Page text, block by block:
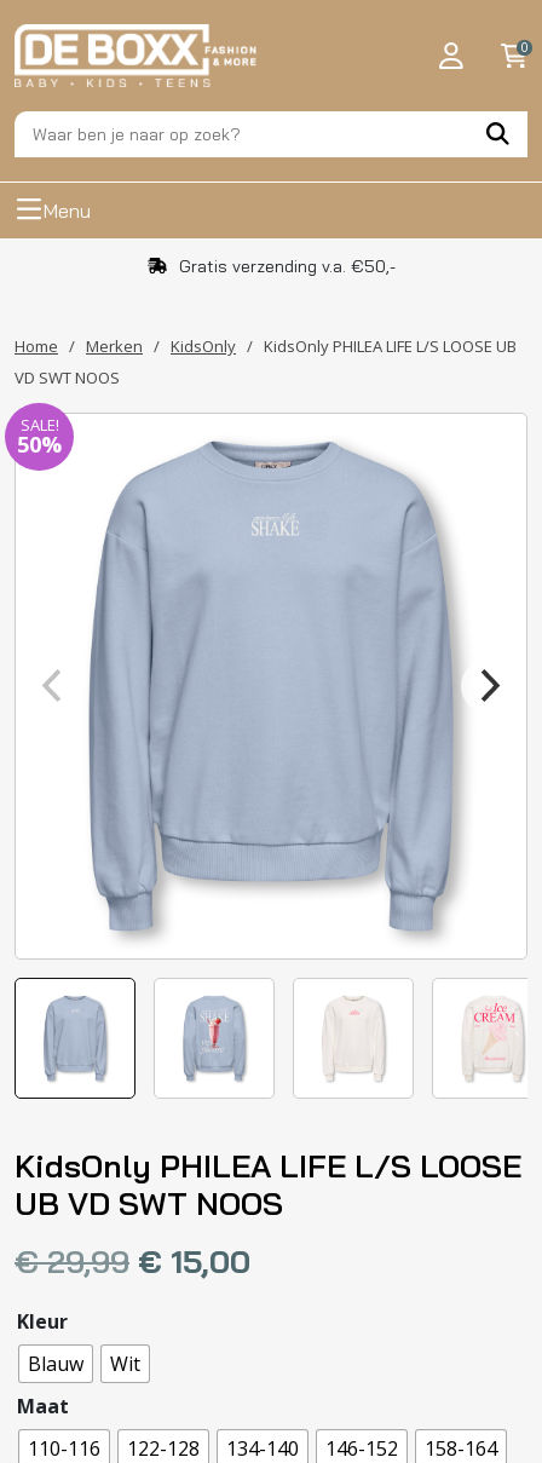
0
Menu
Gratis verzending v.a. €50,-
Home / Merken / KidsOnly / KidsOnly PHILEA LIFE L/S LOOSE UB
VD SWT NOOS
SALE!
50%
KidsOnly PHILEA LIFE L/S LOOSE
UB VD SWT NOOS
€29,99 € 15,00
Kleur
Blauw
Wit
Maat
110-116
122-128 134-140 146-152 158-164